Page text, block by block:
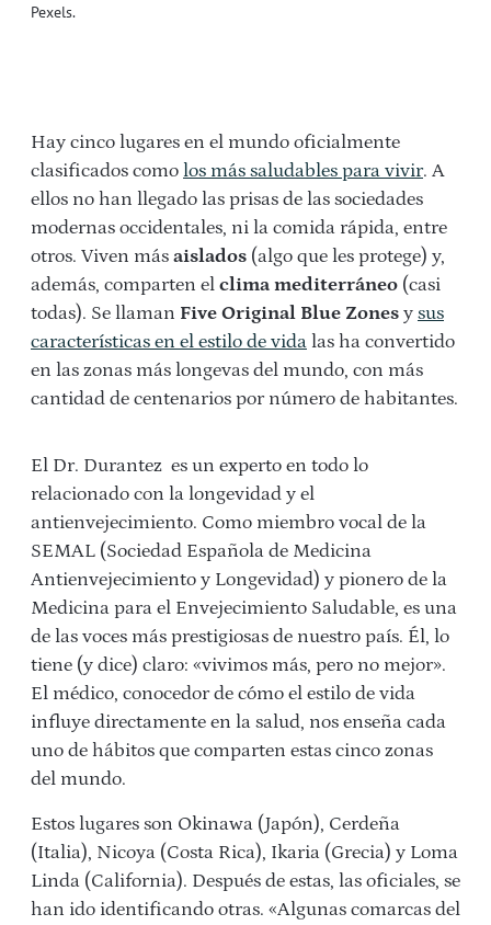
Pexels.
Hay cinco lugares en el mundo oficialmente
clasificados como los más saludables para vivir. A
ellos no han llegado las prisas de las sociedades
modernas occidentales, ni la comida rápida, entre
otros. Viven más aislados (algo que les protege) y,
además, comparten el clima mediterráneo (casi
todas). Se llaman Five Original Blue Zones y sus
características en el estilo de vida las ha convertido
en las zonas más longevas del mundo, con más
cantidad de centenarios por número de habitantes.
El Dr. Durantez es un experto en todo lo
relacionado con la longevidad y el
antienvejecimiento. Como miembro vocal de la
SEMAL (Sociedad Española de Medicina
Antienvejecimiento y Longevidad) y pionero de la
Medicina para el Envejecimiento Saludable, es una
de las voces más prestigiosas de nuestro país. Él, lo
tiene (y dice) claro: «vivimos más, pero no mejor».
El médico, conocedor de cómo el estilo de vida
influye directamente en la salud, nos enseña cada
uno de hábitos que comparten estas cinco zonas
del mundo.
Estos lugares son Okinawa (Japón), Cerdeña
(Italia), Nicoya (Costa Rica), Ikaria (Grecia) y Loma
Linda (California). Después de estas, las oficiales, se
han ido identificando otras. «Algunas comarcas del